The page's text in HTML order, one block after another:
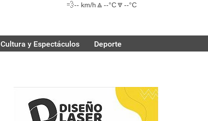
💨-- km/h 🔼 --°C🔽 --°C
Cultura y Espectáculos Deporte